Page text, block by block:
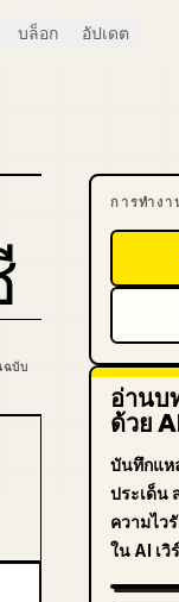
บล็อก อัปเดต
บับ
การทำงา
อ่านบ
ด้วย
บันทึกแห
ประเด็น
ความไว
ใน AI เวิ